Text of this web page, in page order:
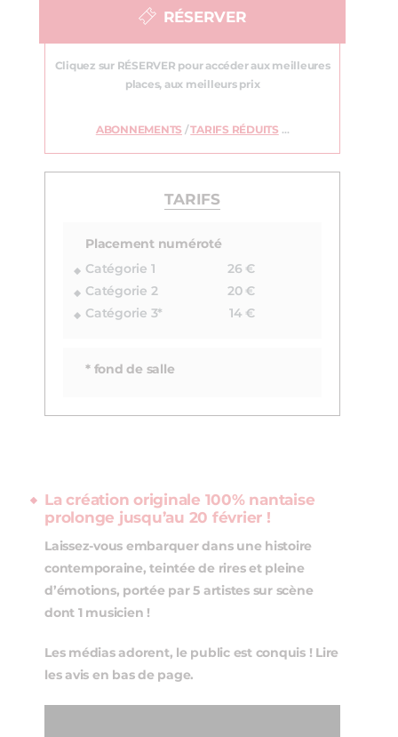
RÉSERVER
Cliquez sur RÉSERVER pour accéder aux meilleures
places, aux meilleurs prix
ABONNEMENTS /TARIFS RÉDUITS …
TARIFS
Placement numéroté
Catégorie 1
26 €
Catégorie 2
20 €
Catégorie 3*
14 €
* fond de salle
La création originale 100% nantaise
prolonge jusqu’au 20 février !
Laissez-vous embarquer dans une histoire
contemporaine, teintée de rires et pleine
d’émotions, portée par 5 artistes sur scène
dont 1 musicien !
Les médias adorent, le public est conquis ! Lire
les avis en bas de page.